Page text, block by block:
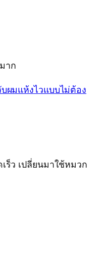
าก
บผมแห้งไวแบบไม่ต้อง
ร็ว เปลี่ยนมาใช้หมวก